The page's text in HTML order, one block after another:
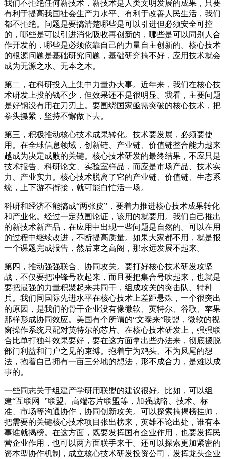
我们不拒绝任何新技术，新技术是人类文明发展的成果，只要
有利于提高我国社会生产力水平、有利于改善人民生活，我们
都不拒绝。问题是要搞清楚哪些是可以引进但必须安全可控
的，哪些是可以引进消化吸收再创新的，哪些是可以同别人合
作开发的，哪些是必须依靠自己的力量自主创新的。核心技术
的根源问题是基础研究问题，基础研究搞不好，应用技术就会
成为无源之水、无本之木。
第二，在科研投入上集中力量办大事。近年来，我们在核心技
术研发上投的钱不少，但效果还不是很明显。我看，主要问题
是好钢没有用在刀刃上。要围绕国家亟需突破的核心技术，把
拳头攥紧，坚持不懈做下去。
第三，积极推动核心技术成果转化。技术要发展，必须要使
用。在全球信息领域，创新链、产业链、价值链整合能力越来
越成为决定成败的关键。核心技术研发的最终结果，不应只是
技术报告、科研论文、实验室样品，而应是市场产品、技术实
力、产业实力。核心技术脱离了它的产业链、价值链、生态系
统，上下游不衔接，就可能白忙活一场。
科研和经济不能搞成“两张皮”，要着力推进核心技术成果转化
和产业化。经过一定范围论证，该用的就要用。我们自己推出
的新技术新产品，在应用中出现一些问题是自然的。可以在用
的过程中继续改进，不断提高质量。如果大家都不用，就是报
一个课题完成报告，然后束之高阁，那永远发展不起来。
第四，推动强强联合、协同攻关。要打好核心技术研发攻坚
战，不仅要把冲锋号吹起来，而且要把集合号吹起来，也就是
要把最强的力量积聚起来共同干，组成攻关的突击队、特种
兵。我们同国际先进水平在核心技术上差距悬殊，一个很突出
的原因，是我们的骨干企业没有像微软、英特尔、谷歌、苹果
那样形成协同效应。美国有个所谓的“文泰来”联盟，微软的视
窗操作系统只配对英特尔的芯片。在核心技术研发上，强强联
合比单打独斗效果要好，要在这方面拿出些办法来，彻底摆脱
部门利益和门户之见的束缚。抱着宁为鸡头、不为凤尾的想
法，抱着自己拥有一亩三分地的想法，形不成合力，是难以成
事的。
一些同志关于组建产学研用联盟的建议很好。比如，可以组
建“互联网+”联盟、高端芯片联盟等，加强战略、技术、标
准、市场等沟通协作，协同创新攻关。可以探索搞揭榜挂帅，
把需要的关键核心技术项目张出榜来，英雄不论出处，谁有本
事谁就揭榜。在这方面，既要发挥国有企业作用，也要发挥民
营企业作用，也可以两方面联手来干。还可以探索更加紧密的
资本型协作机制，成立核心技术研发投资公司，发挥龙头企业